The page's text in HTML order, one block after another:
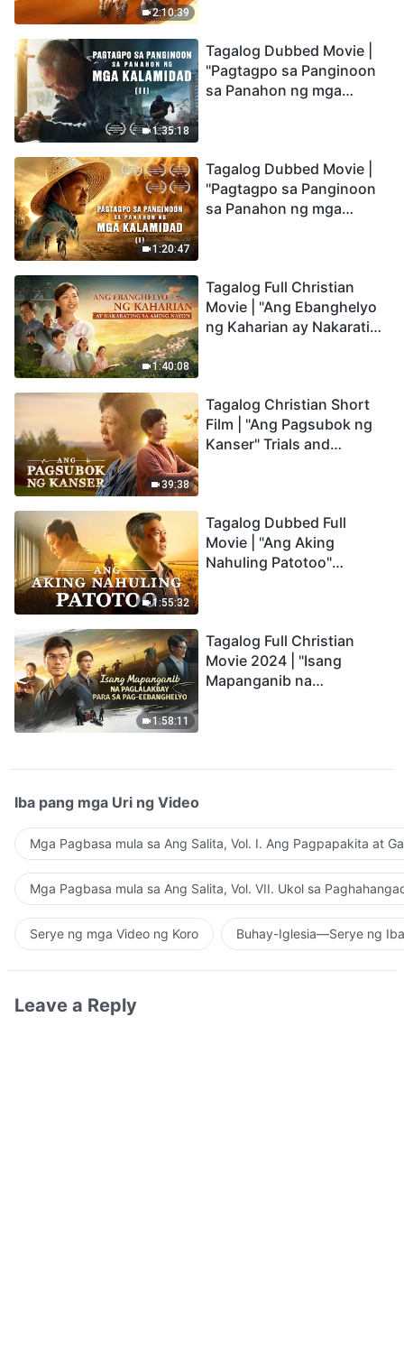
2:10:39
1:35:18
Tagalog Dubbed Movie |
"Pagtagpo sa Panginoon
sa Panahon ng mga
Tayo Makakapasok sa
Kaharian ng Diyos?
1:20:47
Tagalog Dubbed Movie |
"Pagtagpo sa Panginoon
sa Panahon ng mga
Sangkatauhan?
1:40:08
Tagalog Full Christian
Movie | "Ang Ebanghelyo
ng Kaharian ay Nakarating
39:38
Tagalog Christian Short
Film | "Ang Pagsubok ng
Kanser" Trials and
1:55:32
Tagalog Dubbed Full
Movie | "Ang Aking
Nahuling Patotoo"
1:58:11
Tagalog Full Christian
Movie 2024 | "Isang
Mapanganib na
Iba pang mga Uri ng Video
Mga Pagbasa mula sa Ang Salita, Vol. I. Ang Pagpapakita at
Mga Pagbasa mula sa Ang Salita, Vol. VII. Ukol sa
Serye ng mga Video ng Koro Buhay-Iglesia—Serye ng
Leave a Reply